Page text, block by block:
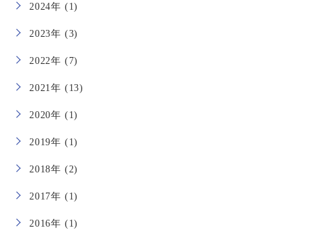
2024年 (1)
2023年 (3)
2022年 (7)
2021年 (13)
2020年 (1)
2019年 (1)
2018年 (2)
2017年 (1)
2016年 (1)